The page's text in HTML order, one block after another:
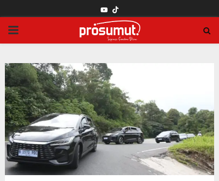
YOUTUBE
PRIMARY